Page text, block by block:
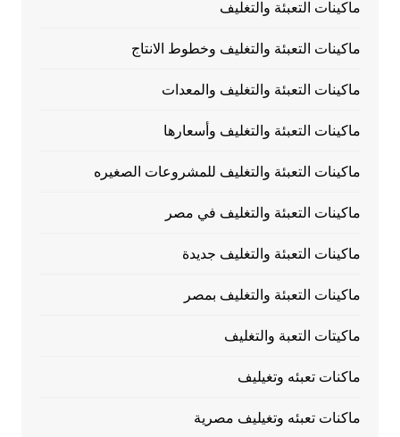
ماكينات التعبئة والتغليف
ماكينات التعبئة والتغليف وخطوط الانتاج
ماكينات التعبئة والتغليف والمعدات
ماكينات التعبئة والتغليف وأسعارها
ماكينات التعبئة والتغليف للمشروعات الصغيره
ماكينات التعبئة والتغليف في مصر
ماكينات التعبئة والتغليف جديدة
ماكينات التعبئة والتغليف بمصر
ماكيتات التعبة والتغليف
ماكنات تعبئه وتغيليف
ماكنات تعبئه وتغيليف مصرية